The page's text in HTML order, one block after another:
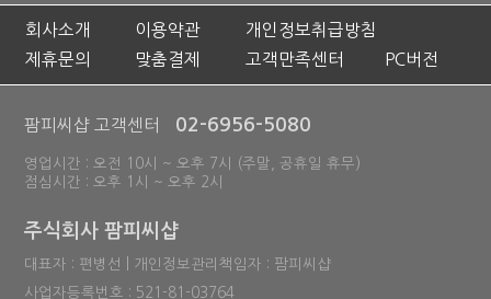
회사소개 이용약관
개인정보취급방침
제휴문의
맞춤결제 고객만족센터 PC버전
팜피씨샵 고객센터 02-6956-5080
영업시간 : 오전 10시 ~ 오후 7시 (주말, 공휴일 휴무)
점심시간 : 오후 1시 ~ 오후 2시
주식회사 팜피씨샵
대표자 : 편병선 | 개인정보관리책임자 : 팜피씨샵
사업자등록번호 : 521-81-03764